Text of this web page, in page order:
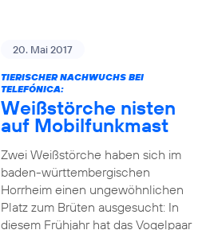
20. Mai 2017
TIERISCHER NACHWUCHS BEI
TELEFÓNICA:
Weißstörche nisten
auf Mobilfunkmast
Zwei Weißstörche haben sich im
baden-württembergischen
Horrheim einen ungewöhnlichen
Platz zum Brüten ausgesucht: In
diesem Frühjahr hat das Vogelpaar